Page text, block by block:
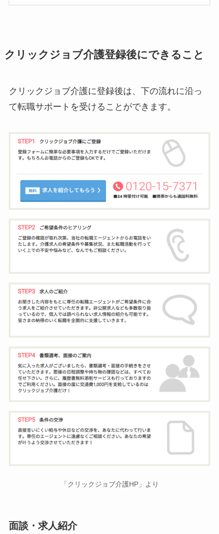
クリックジョブ介護登録後にできること
クリックジョブ介護に登録後は、下の流れに沿っ
て転職サポートを受けることができます。
「クリックジョブ介護HP」より
面談・求人紹介